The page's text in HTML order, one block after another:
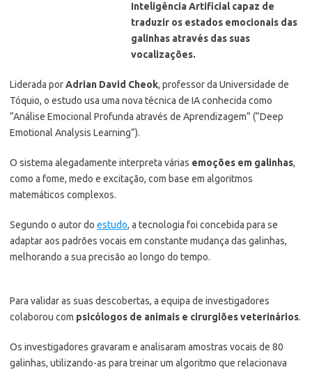
Inteligência Artificial capaz de
traduzir os estados emocionais das
galinhas através das suas
vocalizações.
Liderada porAdrian David Cheok, professor da Universidade de
Tóquio, o estudo usa uma nova técnica de IA conhecida como
“Análise Emocional Profunda através de Aprendizagem” (“Deep
Emotional Analysis Learning”).
O sistema alegadamente interpreta várias emoções em galinhas,
como a fome, medo e excitação, com base em algoritmos
matemáticos complexos.
Segundo o autor do estudo, a tecnologia foi concebida para se
adaptar aos padrões vocais em constante mudança das galinhas,
melhorando a sua precisão ao longo do tempo.
Para validar as suas descobertas, a equipa de investigadores
colaborou com psicólogos de animais e cirurgiões veterinários.
Os investigadores gravaram e analisaram amostras vocais de 80
galinhas, utilizando-as para treinar um algoritmo que relacionava